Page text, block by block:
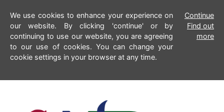
We use cookies to enhance your experience on
our website. By clicking 'continue' or by
continuing to use our website, you are agreeing
to our use of cookies. You can change your
cookie settings in your browser at any time.
Continue
Find out
more